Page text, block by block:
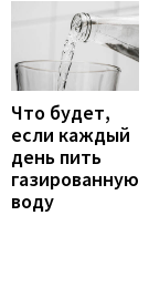
Что будет,
если каждый
день пить
газированную
воду